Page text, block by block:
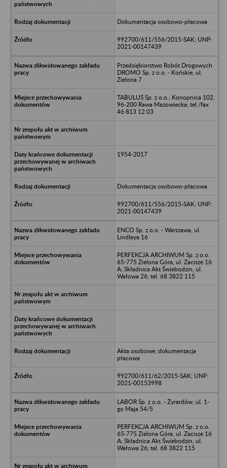
Dokumentacja osobowo-płacowa
992700/611/556/2015-SAK; UNP:
2021-00147439
Przedsiębiorstwo Robót Drogowych
DROMO Sp. z o.o. - Końskie, ul.
Zielona 7
TABULUS Sp. z o.o.; Konopnica 102,
96-200 Rawa Mazowiecka; tel./fax
46 813 12 03
1954-2017
Dokumentacja osobowo-płacowa
992700/611/556/2015-SAK; UNP:
2021-00147439
ENCO Sp. z o.o. - Warszawa, ul.
Lindleya 16
PERFEKCJA ARCHIWUM Sp. z o.o.
65-775 Zielona Góra, ul. Zacisze 16
A; Składnica Akt Świebodzin, ul.
Wałowa 26; tel. 68 3822 115
Akta osobowe; dokumentacja
płacowa
992700/611/62/2015-SAK; UNP:
2021-00153998
LABOR Sp. z o.o. - Żyrardów, ul. 1-
go Maja 54/5
PERFEKCJA ARCHIWUM Sp. z o.o.
65-775 Zielona Góra, ul. Zacisze 16
A; Składnica Akt Świebodzin, ul.
Wałowa 26; tel. 68 3822 115